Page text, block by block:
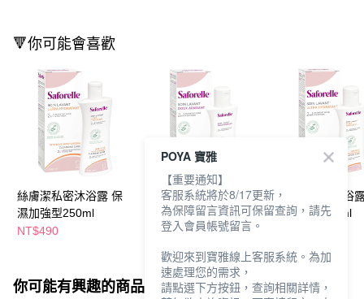
🔻你可能會喜歡
絲膚潔私密沐浴露 保
濕加強型250ml
NT$490
絲膚潔私密沐浴露一般
型100ml
NT$240
絲膚潔私密沐浴
濕加強型100ml
你可能有興趣的商品 全站排行
POYA 寶雅
【重要通知】
客服系統將於8/17更新，
為保障留言資訊可保留查詢，請先
登入會員帳號留言。
歡迎來到寶雅線上客服系統。為加
速處理您的需求，
請點選下方按鈕，查詢相關詳情，